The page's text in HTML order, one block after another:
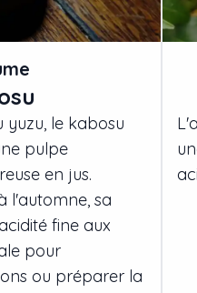
le kabosu
pulpe
en jus.
l'automne, sa
fine aux
pour
ou préparer la